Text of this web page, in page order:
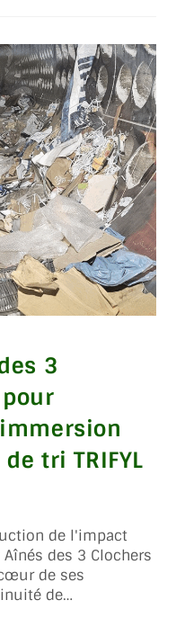
3
pour
tri TRIFYL
de l'impact
des 3 Clochers
de ses
de…